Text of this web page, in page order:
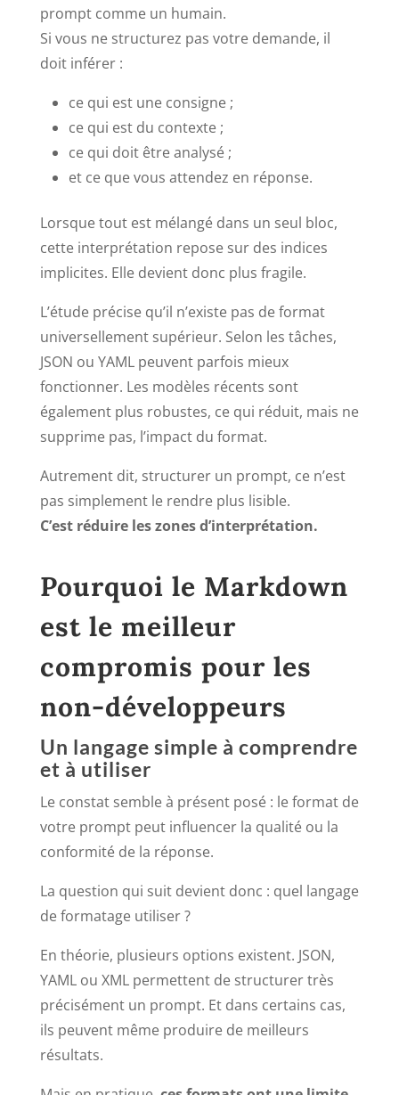
prompt comme un humain.
Si vous ne structurez pas votre demande, il
doit inférer :
ce qui est une consigne ;
ce qui est du contexte ;
ce qui doit être analysé ;
et ce que vous attendez en réponse.
Lorsque tout est mélangé dans un seul bloc,
cette interprétation repose sur des indices
implicites. Elle devient donc plus fragile.
L’étude précise qu’il n’existe pas de format
universellement supérieur. Selon les tâches,
JSON ou YAML peuvent parfois mieux
fonctionner. Les modèles récents sont
également plus robustes, ce qui réduit, mais ne
supprime pas, l’impact du format.
Autrement dit, structurer un prompt, ce n’est
pas simplement le rendre plus lisible.
C’est réduire les zones d’interprétation.
Pourquoi le Markdown
est le meilleur
compromis pour les
non-développeurs
Un langage simple à comprendre
et à utiliser
Le constat semble à présent posé : le format de
votre prompt peut influencer la qualité ou la
conformité de la réponse.
La question qui suit devient donc : quel langage
de formatage utiliser ?
En théorie, plusieurs options existent. JSON,
YAML ou XML permettent de structurer très
précisément un prompt. Et dans certains cas,
ils peuvent même produire de meilleurs
résultats.